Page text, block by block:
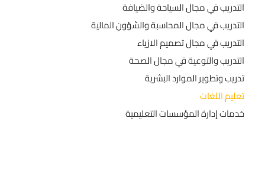
التدريب في مجال السياحة والضيافة
التدريب في مجال المحاسبة والشؤون المالية
التدريب في مجال تصميم الازياء
التدريب والتوعية في مجال الصحة
تدريب وتطوير الموارد البشرية
تعليم اللغات
خدمات إدارة المؤسسات التعليمية